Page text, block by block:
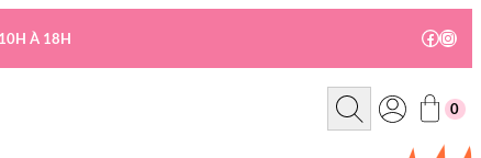
À 18H
R
c
0